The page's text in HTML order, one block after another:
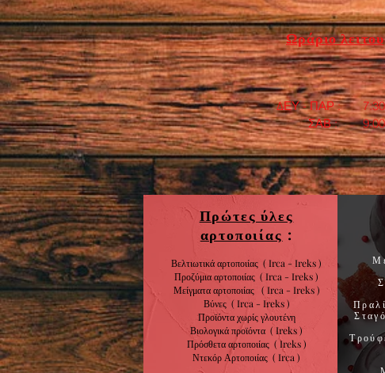
Ωράριο
ΔΕΥ - ΠΑΡ : 7:30
ΣΑΒ : 9:00 -
Πρώτες ύλες
αρτοποιίας :
Βελτιωτικά αρτοποιίας ( Irca - Ireks )
Προζύμια αρτοποιίας ( Irca - Ireks )
Μείγματα αρτοποιίας ( Irca - Ireks )
Βύνες ( Irca - Ireks )
Προϊόντα χωρίςγλουτένη
Βιολογικάπροϊόντα ( Ireks )
Πρόσθετα αρτοποιίας (Ireks )
Ντεκόρ Αρτοποιίας ( Irca )